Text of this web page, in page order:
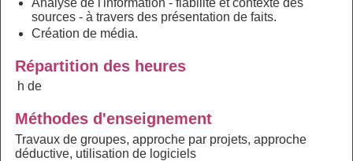
sources - à travers des présentation de faits.
Création de média.
Répartition des heures
h de
Méthodes d'enseignement
Travaux de groupes, approche par projets, approche
déductive, utilisation de logiciels